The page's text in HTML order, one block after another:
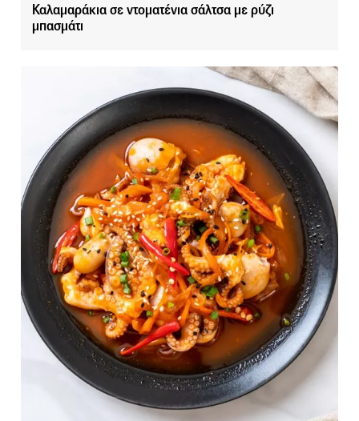
Καλαμαράκια σε ντοματένια σάλτσα με ρύζι
μπασμάτι